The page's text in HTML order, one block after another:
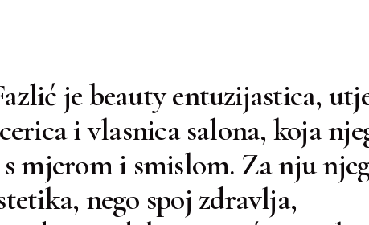
je beauty entuzijastica,
i vlasnica salona, koja
mjerom i smislom. Za nju
nego spoj zdravlja,